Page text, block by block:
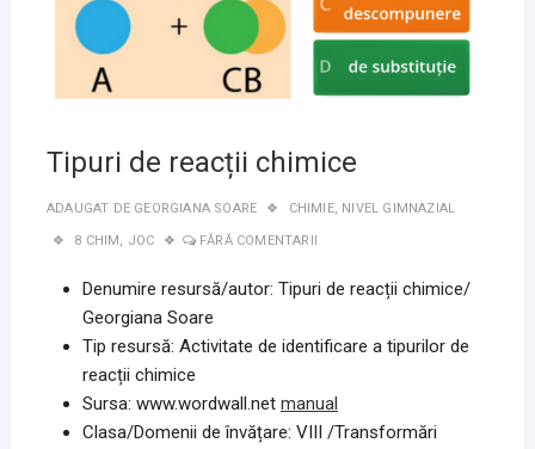
Tipuri de reacții chimice
ADAUGAT DE GEORGIANA SOARE CHIMIE, NIVEL GIMNAZIAL
8 CHIM, JOC FĂRĂ COMENTARII
Denumire resursă/autor: Tipuri de reacții chimice/
Georgiana Soare
Tip resursă: Activitate de identificare a tipurilor de
reacții chimice
Sursa: www.wordwall.net manual
Clasa/Domenii de învățare: VIII /Transformări